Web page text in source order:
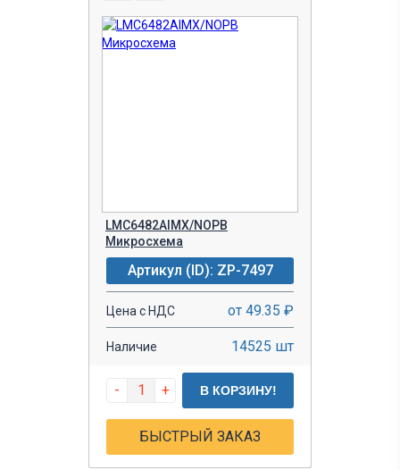
LMC6482AIMX/NOPB
Микросхема
Артикул (ID): ZP-7497
Цена с НДС от 49.35 ₽
Наличие 14525 шт
- + В КОРЗИНУ!
БЫСТРЫЙ ЗАКАЗ